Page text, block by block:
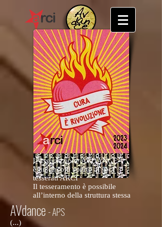
L’associazione AVDANCE
è un circolo aperto ai soci
tesserati ARCI
Il tesseramento è possibile
all’interno della struttura stessa
AVdance- APS
(...)